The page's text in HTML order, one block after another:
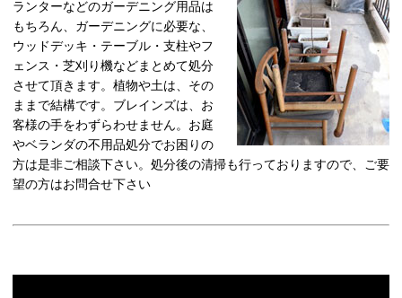
ランターなどのガーデニング用品は
もちろん、ガーデニングに必要な、
ウッドデッキ・テーブル・支柱やフ
ェンス・芝刈り機などまとめて処分
させて頂きます。植物や土は、その
ままで結構です。ブレインズは、お
客様の手をわずらわせません。お庭
やベランダの不用品処分でお困りの
方は是非ご相談下さい。処分後の清掃も行っておりますので、ご要
望の方はお問合せ下さい